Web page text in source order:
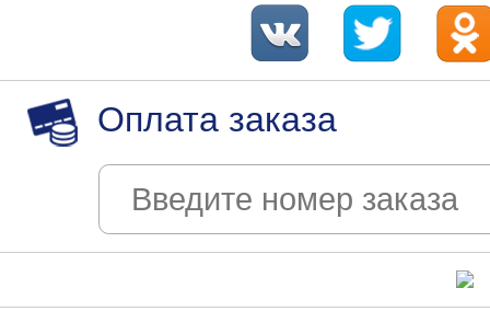
Оплата заказа